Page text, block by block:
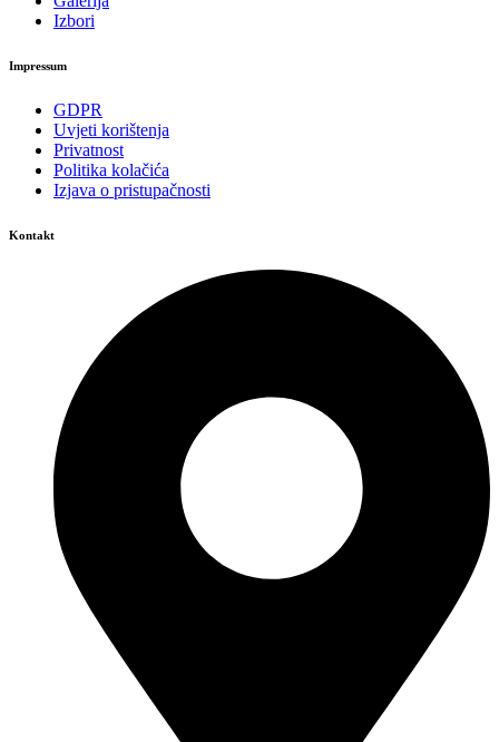
Izbori
Impressum
GDPR
Uvjeti korištenja
Privatnost
Politika kolačića
Izjava o pristupačnosti
Kontakt